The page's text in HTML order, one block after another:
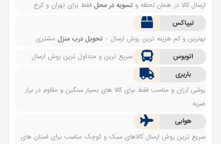
ارسال کالا در همان لحظه وتسویه در محل فقط برای تهران و کرج
تیپاکس
بهترین و کم هزینه ترین روش ارسال -تحویل درب منزل مشتری
اتوبوس
سریع ترین و متداول ترین روش ارسال
باربری
روشی ارزان و مناسب فقط برای کالا های بسیار سنگین و مقاوم در برار
ضربه
هوایی
سریع ترین روش ارسال کالاهای سبک و کوچک مناسب برای استان های